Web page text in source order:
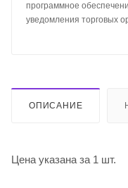
программное
уведомления торговых
ОПИСАНИЕ
Цена указана за 1 шт.